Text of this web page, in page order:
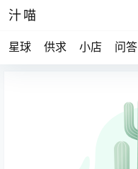
汁喵
星球 供求 小店 问答